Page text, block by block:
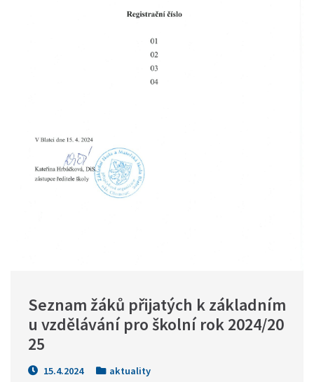
Seznam žáků přijatých k základním
u vzdělávání pro školní rok 2024/20
25
15.4.2024 aktuality